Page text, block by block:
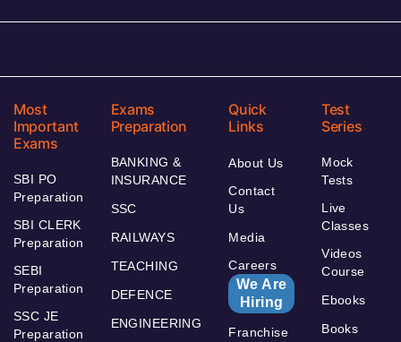
Most
Important
Exams
SBI PO
Preparation
SBI CLERK
Preparation
SEBI
Preparation
SSC JE
Preparation
Exams
Preparation
BANKING &
INSURANCE
SSC
RAILWAYS
TEACHING
DEFENCE
ENGINEERING
Quick
Links
About Us
Contact
Us
Media
Careers
We Are
Hiring
Franchise
Test
Series
Mock
Tests
Live
Classes
Videos
Course
Ebooks
Books